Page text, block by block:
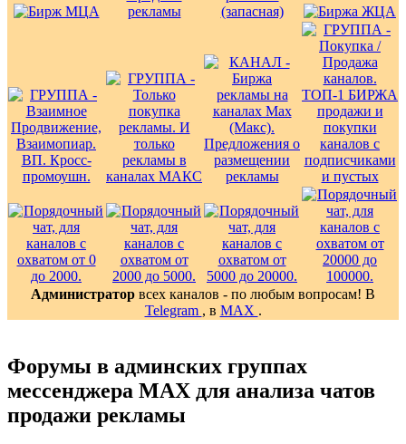
Администратор всех каналов - по любым вопросам! В
Telegram , в MAX .
Форумы в админских группах
мессенджера MAX для анализа чатов
продажи рекламы